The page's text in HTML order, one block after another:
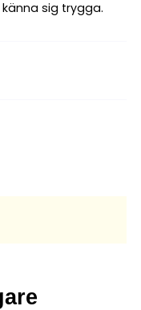
sig trygga.